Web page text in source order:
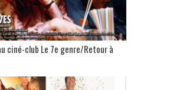
ciné-club Le 7e genre/Retour à